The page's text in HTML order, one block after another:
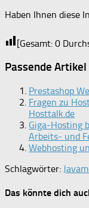
Haben Ihnen diese
[Gesamt: 0
Passende Artikel
Prestashop
Fragen zu
Hosttalk.de
Giga-Hosting
Arbeits- und
Webhosting
Schlagwörter: Java
Das könnte dich